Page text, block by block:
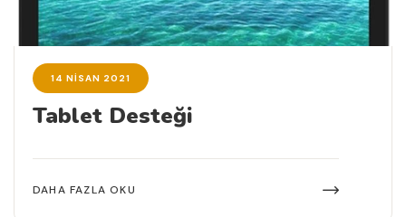
14 NISAN 2021
Tablet Desteği
DAHA FAZLA OKU